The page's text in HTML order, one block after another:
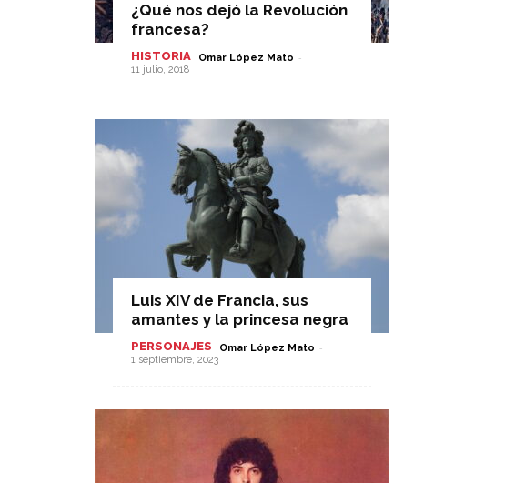
¿Qué nos dejó la Revolución
francesa?
HISTORIA Omar López Mato -
11 julio, 2018
Luis XIV de Francia, sus
amantes y la princesa negra
PERSONAJES Omar López Mato -
1 septiembre, 2023